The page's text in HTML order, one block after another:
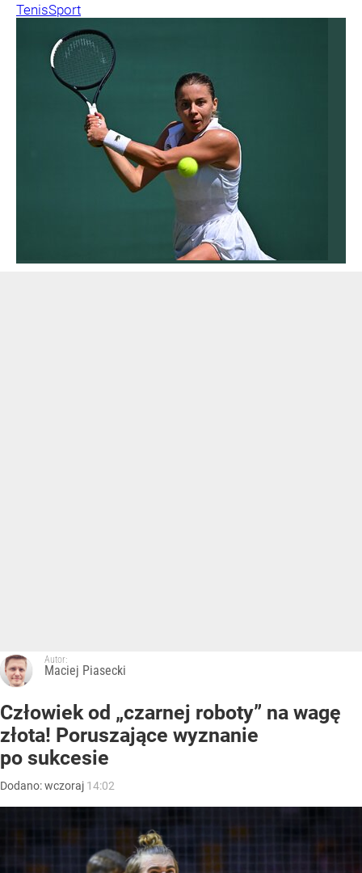
TenisSport
Autor:
Maciej Piasecki
Człowiek od „czarnej roboty” na wagę
złota! Poruszające wyznanie
po sukcesie
Dodano:wczoraj 14:02